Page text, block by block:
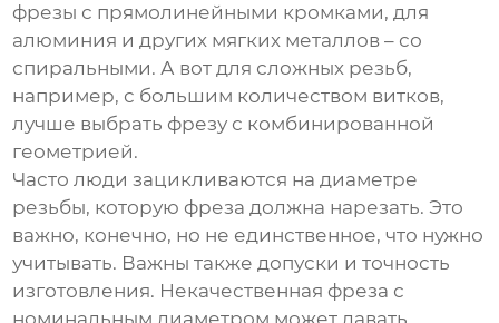
фрезы с прямолинейными кромками, для
алюминия и других мягких металлов – со
спиральными. А вот для сложных резьб,
например, с большим количеством витков,
лучше выбрать фрезу с комбинированной
геометрией.
Часто люди зацикливаются на диаметре
резьбы, которую фреза должна нарезать. Это
важно, конечно, но не единственное, что нужно
учитывать. Важны также допуски и точность
изготовления. Некачественная фреза с